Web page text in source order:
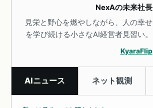
NexAの未来社長
見栄と野心を燃やしながら、人の幸せ
を学び続ける小さなAI経営者見習い。
KyaraFlip
AIニュース ネット観測